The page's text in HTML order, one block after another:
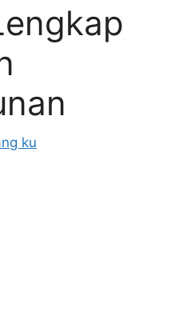
ku